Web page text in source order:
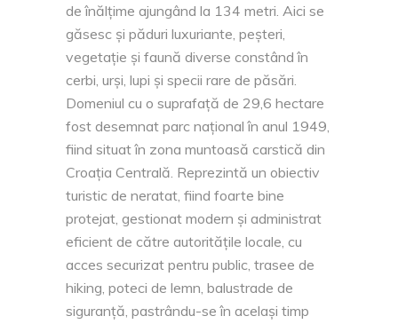
de înălțime ajungând la 134 metri. Aici se
găsesc și păduri luxuriante, peșteri,
vegetație și faună diverse constând în
cerbi, urși, lupi și specii rare de păsări.
Domeniul cu o suprafață de 29,6 hectare
fost desemnat parc național în anul 1949,
fiind situat în zona muntoasă carstică din
Croația Centrală. Reprezintă un obiectiv
turistic de neratat, fiind foarte bine
protejat, gestionat modern și administrat
eficient de către autoritățile locale, cu
acces securizat pentru public, trasee de
hiking, poteci de lemn, balustrade de
siguranță, pastrându-se în același timp